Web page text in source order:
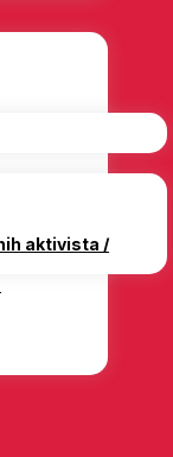
aktivista /